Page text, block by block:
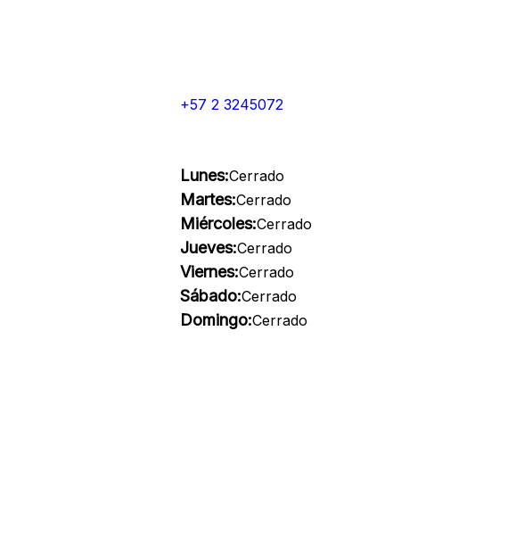
+57 2 3245072
Lunes:Cerrado
Martes:Cerrado
Miércoles:Cerrado
Jueves:Cerrado
Viernes:Cerrado
Sábado:Cerrado
Domingo:Cerrado